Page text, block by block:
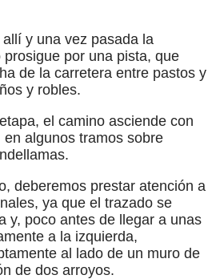
y una vez pasada la
por una pista, que
de la carretera entre pastos y
y robles.
el camino asciende con
algunos tramos sobre
deberemos prestar atención a
ya que el trazado se
y, poco antes de llegar a unas
a la izquierda,
al lado de un muro de
de dos arroyos.